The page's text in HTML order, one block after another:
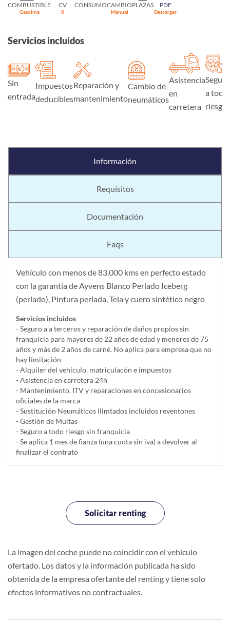
COMBUSTIBLE
Gasolina
CV
0
CONSUMOCAMBIO
Manual
PLAZAS PDF
Descargar
Servicios incluidos
Sin
entrada
Impuestos
deducibles
Reparación y
mantenimiento
Cambio de
neumáticos
Asistencia
en
carretera
Seguro
a todo
riesgo
Información
Requisitos
Documentación
Faqs
Vehículo con menos de 83.000 kms en perfecto estado
con la garantía de Ayvens Blanco Perlado Iceberg
(perlado), Pintura perlada, Tela y cuero sintético negro
Servicios incluidos
- Seguro a a terceros y reparación de daños propios sin
franquicia para mayores de 22 años de edad y menores de 75
años y más de 2 años de carné. No aplica para empresa que no
hay limitación
- Alquiler del vehí­culo, matriculacón e impuestos
- Asistencia en carretera 24h
- Mantenimiento, ITV y reparaciones en concesionarios
oficiales de la marca
- Sustitución Neumáticos Ilimtados incluidos reventones
- Gestión de Multas
- Seguro a todo riesgo sin franquicia
- Se aplica 1 mes de fianza (una cuota sin iva) a devolver al
finalizar el contrato
Solicitar renting
La imagen del coche puede no coincidir con el vehículo
ofertado. Los datos y la información publicada ha sido
obtenida de la empresa ofertante del renting y tiene solo
efectos informativos no contractuales.